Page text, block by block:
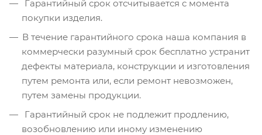
Гарантийный срок отсчитывается с момента
покупки изделия.
В течение гарантийного срока наша компания в
коммерчески разумный срок бесплатно устранит
дефекты материала, конструкции и изготовления
путем ремонта или, если ремонт невозможен,
путем замены продукции.
Гарантийный срок не подлежит продлению,
возобновлению или иному изменению